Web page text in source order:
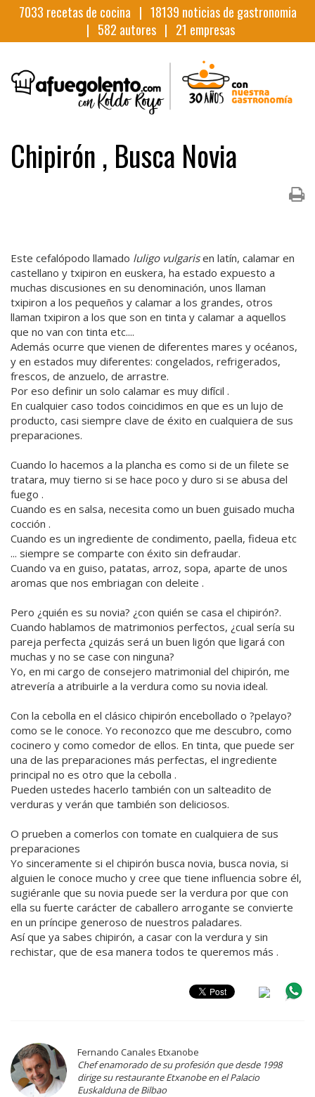
7033 recetas de cocina | 18139 noticias de gastronomia
| 582 autores | 21 empresas
Chipirón , Busca Novia
Este cefalópodo llamado luligo vulgarisen latín, calamar en
castellano y txipiron en euskera, ha estado expuesto a
muchas discusiones en su denominación, unos llaman
txipiron a los pequeños y calamar a los grandes, otros
llaman txipiron a los que son en tinta y calamar a aquellos
que no van con tinta etc....
Además ocurre que vienen de diferentes mares y océanos,
y en estados muy diferentes: congelados, refrigerados,
frescos, de anzuelo, de arrastre.
Por eso definir un solo calamar es muy difícil .
En cualquier caso todos coincidimos en que es un lujo de
producto, casi siempre clave de éxito en cualquiera de sus
preparaciones.
Cuando lo hacemos a la plancha es como si de un filete se
tratara, muy tierno si se hace poco y duro si se abusa del
fuego .
Cuando es en salsa, necesita como un buen guisado mucha
cocción .
Cuando es un ingrediente de condimento, paella, fideua etc
... siempre se comparte con éxito sin defraudar.
Cuando va en guiso, patatas, arroz, sopa, aparte de unos
aromas que nos embriagan con deleite .
Pero ¿quién es su novia? ¿con quién se casa el chipirón?.
Cuando hablamos de matrimonios perfectos, ¿cual sería su
pareja perfecta ¿quizás será un buen ligón que ligará con
muchas y no se case con ninguna?
Yo, en mi cargo de consejero matrimonial del chipirón, me
atrevería a atribuirle a la verdura como su novia ideal.
Con la cebolla en el clásico chipirón encebollado o ?pelayo?
como se le conoce. Yo reconozco que me descubro, como
cocinero y como comedor de ellos. En tinta, que puede ser
una de las preparaciones más perfectas, el ingrediente
principal no es otro que la cebolla .
Pueden ustedes hacerlo también con un salteadito de
verduras y verán que también son deliciosos.
O prueben a comerlos con tomate en cualquiera de sus
preparaciones
Yo sinceramente si el chipirón busca novia, busca novia, si
alguien le conoce mucho y cree que tiene influencia sobre él,
sugiéranle que su novia puede ser la verdura por que con
ella su fuerte carácter de caballero arrogante se convierte
en un príncipe generoso de nuestros paladares.
Así que ya sabes chipirón, a casar con la verdura y sin
rechistar, que de esa manera todos te queremos más .
Fernando Canales Etxanobe
Chef enamorado de su profesión que desde 1998
dirige su restaurante Etxanobe en el Palacio
Euskalduna de Bilbao